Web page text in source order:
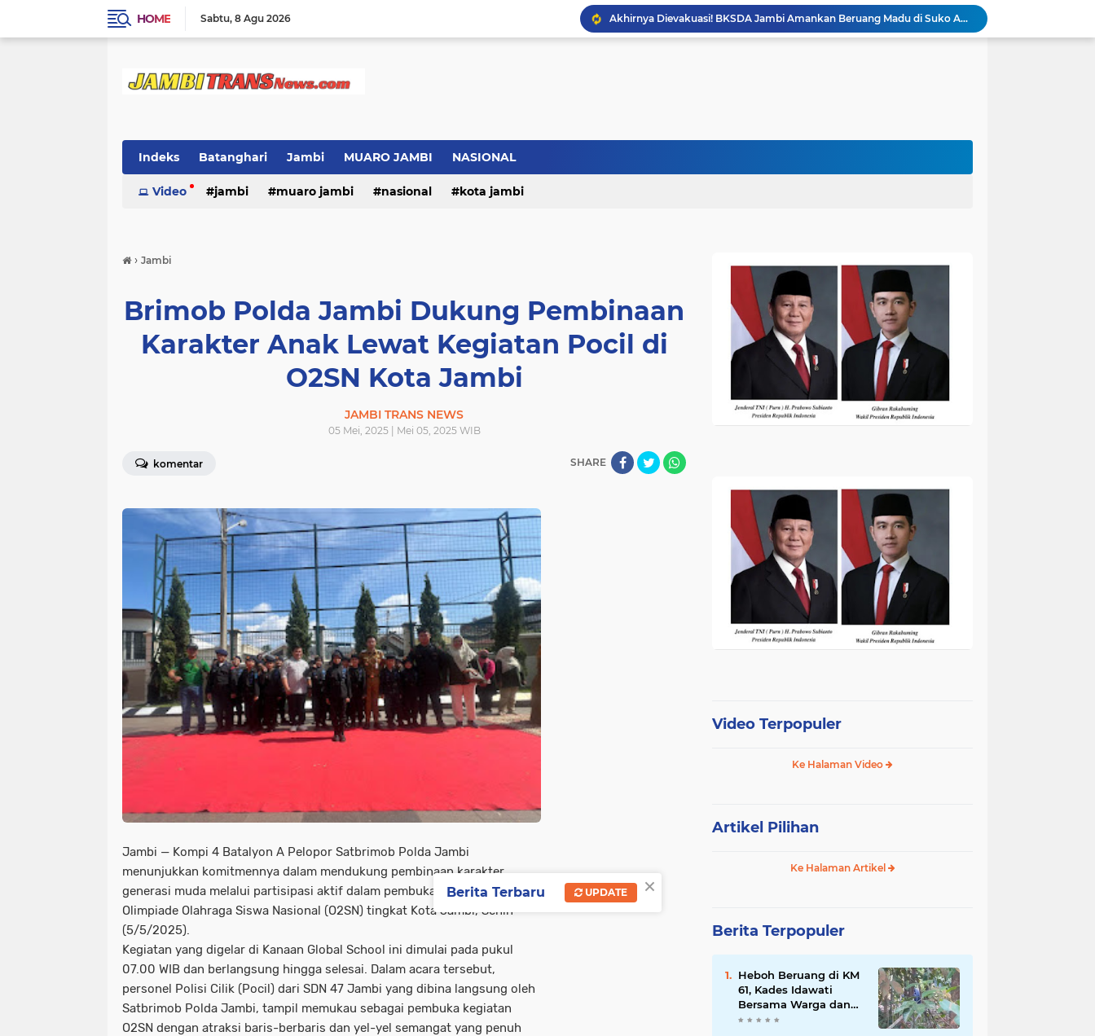
HOME Sabtu 8 Agu 2026
Akhirnya Dievakuasi! BKSDA Jambi Amankan Beruang Madu di Suko Awin Jaya
Penampakan Beruang di Suko Awin Jaya, Kades Idawati: Sudah Lapor BKSDA Jambi
Warga Panca Bakti Lega, Cincin Nyangkut di Jari Berhasil Dilepas Damkar Sungai Bahar`
Indeks Batanghari Jambi MUARO JAMBI NASIONAL
Video jambi muaro jambi nasional kota jambi
› Jambi
Brimob Polda Jambi Dukung Pembinaan
Karakter Anak Lewat Kegiatan Pocil di
O2SN Kota Jambi
JAMBI TRANS NEWS
05 Mei, 2025 | Mei 05, 2025 WIB
komentar SHARE
Jambi — Kompi 4 Batalyon A Pelopor Satbrimob Polda Jambi
menunjukkan komitmennya dalam mendukung pembinaan karakter
generasi muda melalui partisipasi aktif dalam pembukaan ajang
Olimpiade Olahraga Siswa Nasional (O2SN) tingkat Kota Jambi, Senin
(5/5/2025).
Kegiatan yang digelar di Kanaan Global School ini dimulai pada pukul
07.00 WIB dan berlangsung hingga selesai. Dalam acara tersebut,
personel Polisi Cilik (Pocil) dari SDN 47 Jambi yang dibina langsung oleh
Satbrimob Polda Jambi, tampil memukau sebagai pembuka kegiatan
O2SN dengan atraksi baris-berbaris dan yel-yel semangat yang penuh
Video Terpopuler
Ke Halaman Video
Artikel Pilihan
Ke Halaman Artikel
Berita Terpopuler
Heboh Beruang di KM
61, Kades Idawati
Bersama Warga dan
BPD Turun Langsung
×
Berita Terbaru UPDATE